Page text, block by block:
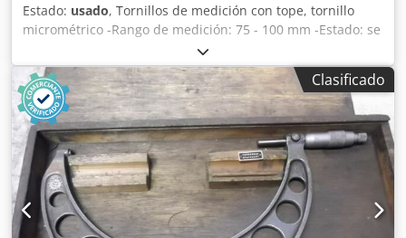
Estado: usado, Tornillos de medición con tope, tornillo
micrométrico -Rango de medición: 75 - 100 mm -Estado: se
entrega en las condiciones en las que se encuentra, tal
como se ha inspeccionado -Accesorios: faltan, ver foto -
Otras medidas: disponibles Csdpfsfn Am Tex An Esha -
Dimensiones de la caja: 265/145/A30 mm -Peso total: 0,7 kg
Clasificado